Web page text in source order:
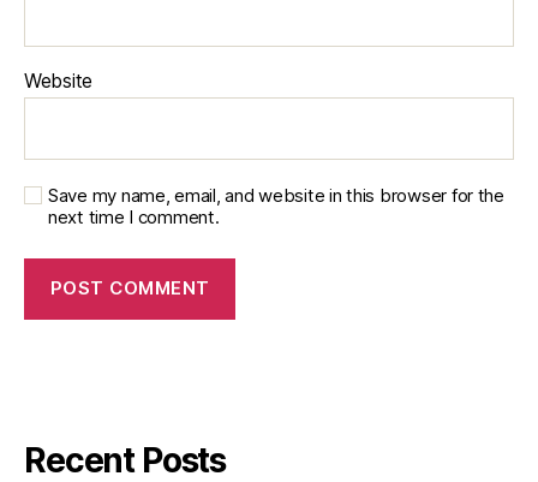
Website
Save my name, email, and website in this browser for the
next time I comment.
Recent Posts